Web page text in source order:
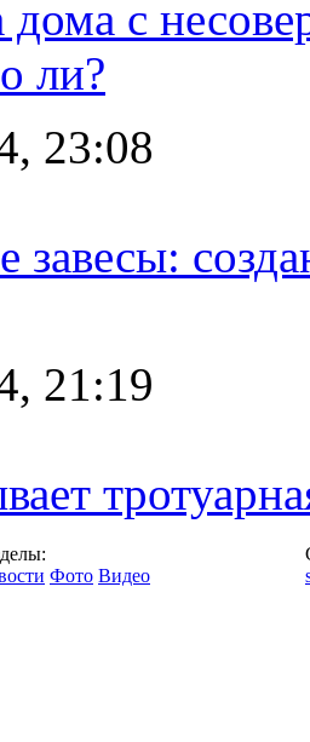
с
ли?
23:08
завесы:
21:19
Фото Видео